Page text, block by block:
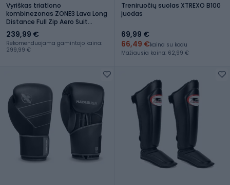
Vyriškas triatlono
kombinezonas ZONE3 Lava Long
Distance Full Zip Aero Suit
black/white/red
239,99 €
Rekomenduojama gamintojo kaina:
299,99 €
Treniruočių suolas XTREXO B100
juodas
69,99 €
66,49 €kaina su kodu
Mažiausia kaina: 62,99 €